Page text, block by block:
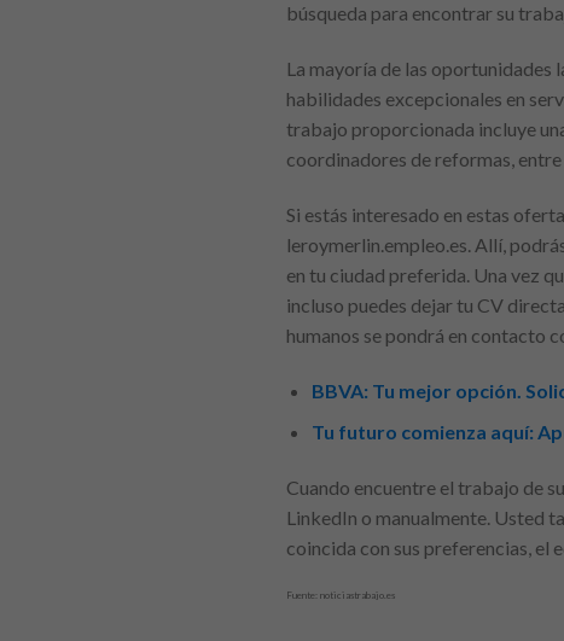
búsqueda para encontrar su
La mayoría de las oportunidades
habilidades excepcionales en
trabajo proporcionada incluye
coordinadores de reformas,
Si estás interesado en estas
leroymerlin.empleo.es. Allí,
en tu ciudad preferida. Una vez
incluso puedes dejar tu CV
humanos se pondrá en contacto
BBVA: Tu mejor opción.
Tu futuro comienza aquí:
Cuando encuentre el trabajo de
LinkedIn o manualmente. Usted
coincida con sus preferencias, el
Fuente: noticiastrabajo.es